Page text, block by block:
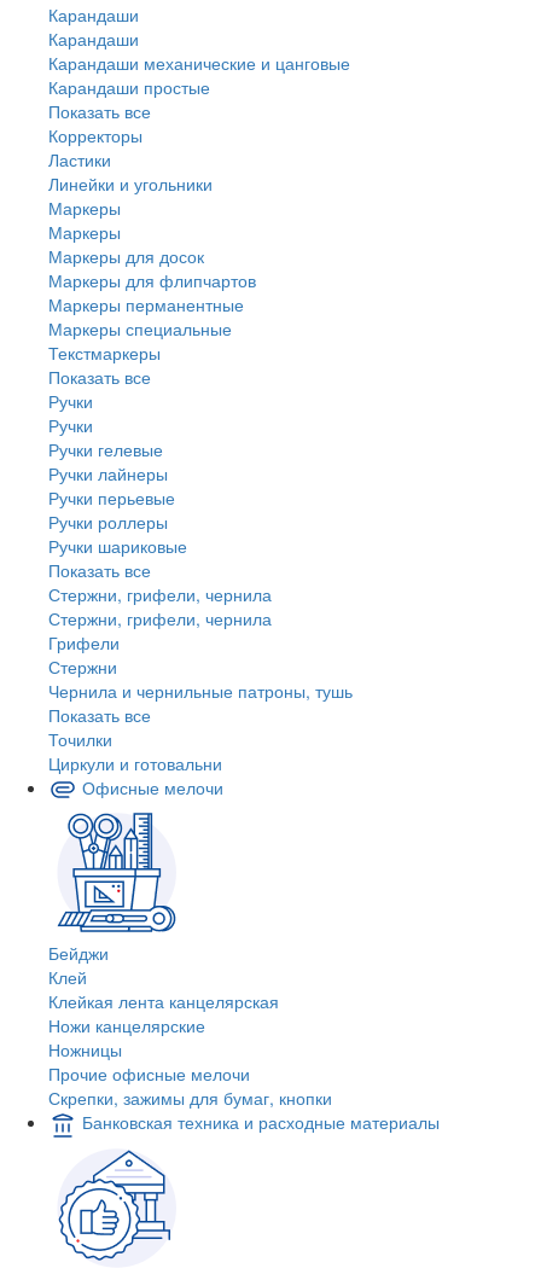
Карандаши
Карандаши
Карандаши механические и цанговые
Карандаши простые
Показать все
Корректоры
Ластики
Линейки и угольники
Маркеры
Маркеры
Маркеры для досок
Маркеры для флипчартов
Маркеры перманентные
Маркеры специальные
Текстмаркеры
Показать все
Ручки
Ручки
Ручки гелевые
Ручки лайнеры
Ручки перьевые
Ручки роллеры
Ручки шариковые
Показать все
Стержни, грифели, чернила
Стержни, грифели, чернила
Грифели
Стержни
Чернила и чернильные патроны, тушь
Показать все
Точилки
Циркули и готовальни
Офисные мелочи
Бейджи
Клей
Клейкая лента канцелярская
Ножи канцелярские
Ножницы
Прочие офисные мелочи
Скрепки, зажимы для бумаг, кнопки
Банковская техника и расходные материалы